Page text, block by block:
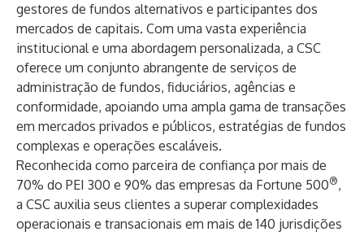
gestores de fundos alternativos e participantes dos
mercados de capitais. Com uma vasta experiência
institucional e uma abordagem personalizada, a CSC
oferece um conjunto abrangente de serviços de
administração de fundos, fiduciários, agências e
conformidade, apoiando uma ampla gama de transações
em mercados privados e públicos, estratégias de fundos
complexas e operações escaláveis.
Reconhecida como parceira de confiança por mais de
70% do PEI 300 e 90% das empresas da Fortune 500®,
a CSC auxilia seus clientes a superar complexidades
operacionais e transacionais em mais de 140 jurisdições